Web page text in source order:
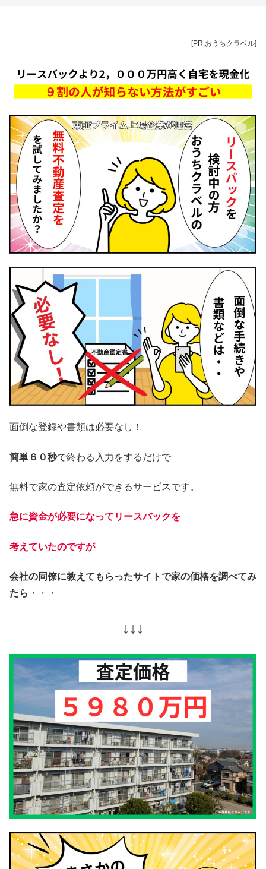
[PR:おうちクラベル]
面倒な登録や書類は必要なし！
簡単６０秒で終わる入力をするだけで
無料で家の査定依頼ができるサービスです。
急に資金が必要になってリースバックを
考えていたのですが
会社の同僚に教えてもらったサイトで家の価格を調べてみ
たら ・・・
↓↓↓